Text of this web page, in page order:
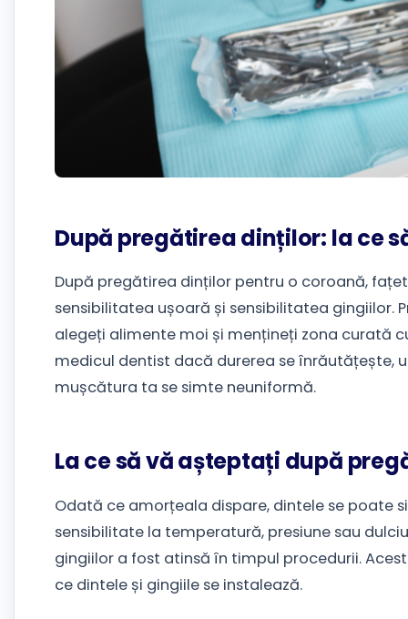
După pregătirea dinților: la ce
După pregătirea dinților pentru o coroană,
sensibilitatea ușoară și sensibilitatea
alegeți alimente moi și mențineți zona curată
medicul dentist dacă durerea se înrăutățește,
mușcătura ta se simte neuniformă.
La ce să vă așteptați după
Odată ce amorțeala dispare, dintele se poate
sensibilitate la temperatură, presiune sau
gingiilor a fost atinsă în timpul procedurii.
ce dintele și gingiile se instalează.